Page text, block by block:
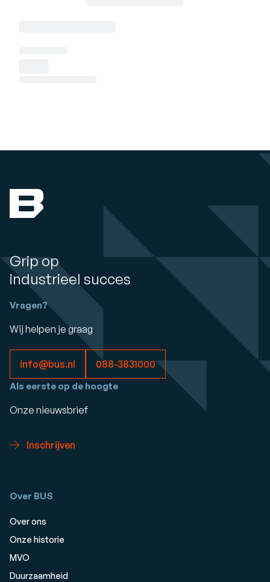
Grip op
industrieel succes
Vragen?
Wij helpen je graag
info@bus.nl 088-3831000
Als eerste op de hoogte
Onze nieuwsbrief
Inschrijven
Over BUS
Over ons
Onze historie
MVO
Duurzaamheid